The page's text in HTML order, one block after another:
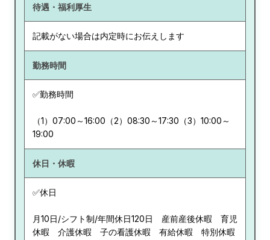
待遇・福利厚生
記載がない場合は内定時にお伝えします
勤務時間
✅勤務時間
（1）07:00～16:00（2）08:30～17:30（3）10:00～
19:00
休日・休暇
✅休日
月10日/シフト制/年間休日120日 産前産後休暇 育児
休暇 介護休暇 子の看護休暇 有給休暇 特別休暇